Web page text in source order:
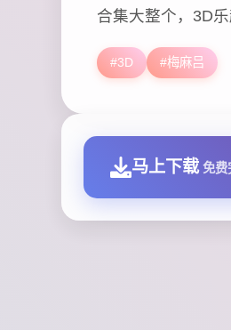
合集大整个，3D
#3D #梅麻吕
马上下载 免费